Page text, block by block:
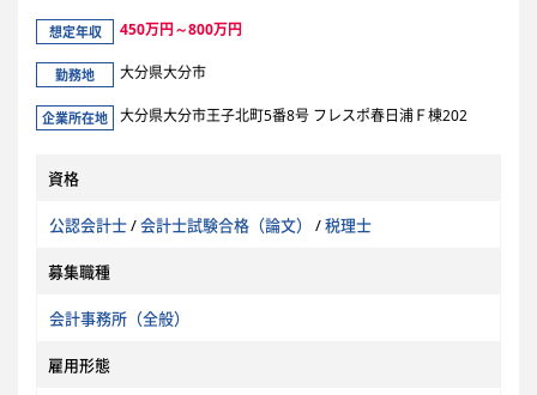
想定年収 450万円～800万円
勤務地 大分県大分市
企業所在地 大分県大分市王子北町5番8号 フレスポ春日浦Ｆ棟202
資格
公認会計士/会計士試験合格（論文） /税理士
募集職種
会計事務所（全般）
雇用形態